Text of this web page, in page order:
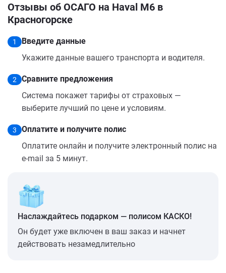
Отзывы об ОСАГО на Haval M6 в
Красногорске
1
Введите данные
Укажите данные вашего транспорта и водителя.
2
Сравните предложения
Система покажет тарифы от страховых —
выберите лучший по цене и условиям.
3
Оплатите и получите полис
Оплатите онлайн и получите электронный полис на
e-mail за 5 минут.
Наслаждайтесь подарком — полисом КАСКО!
Он будет уже включен в ваш заказ и начнет
действовать незамедлительно